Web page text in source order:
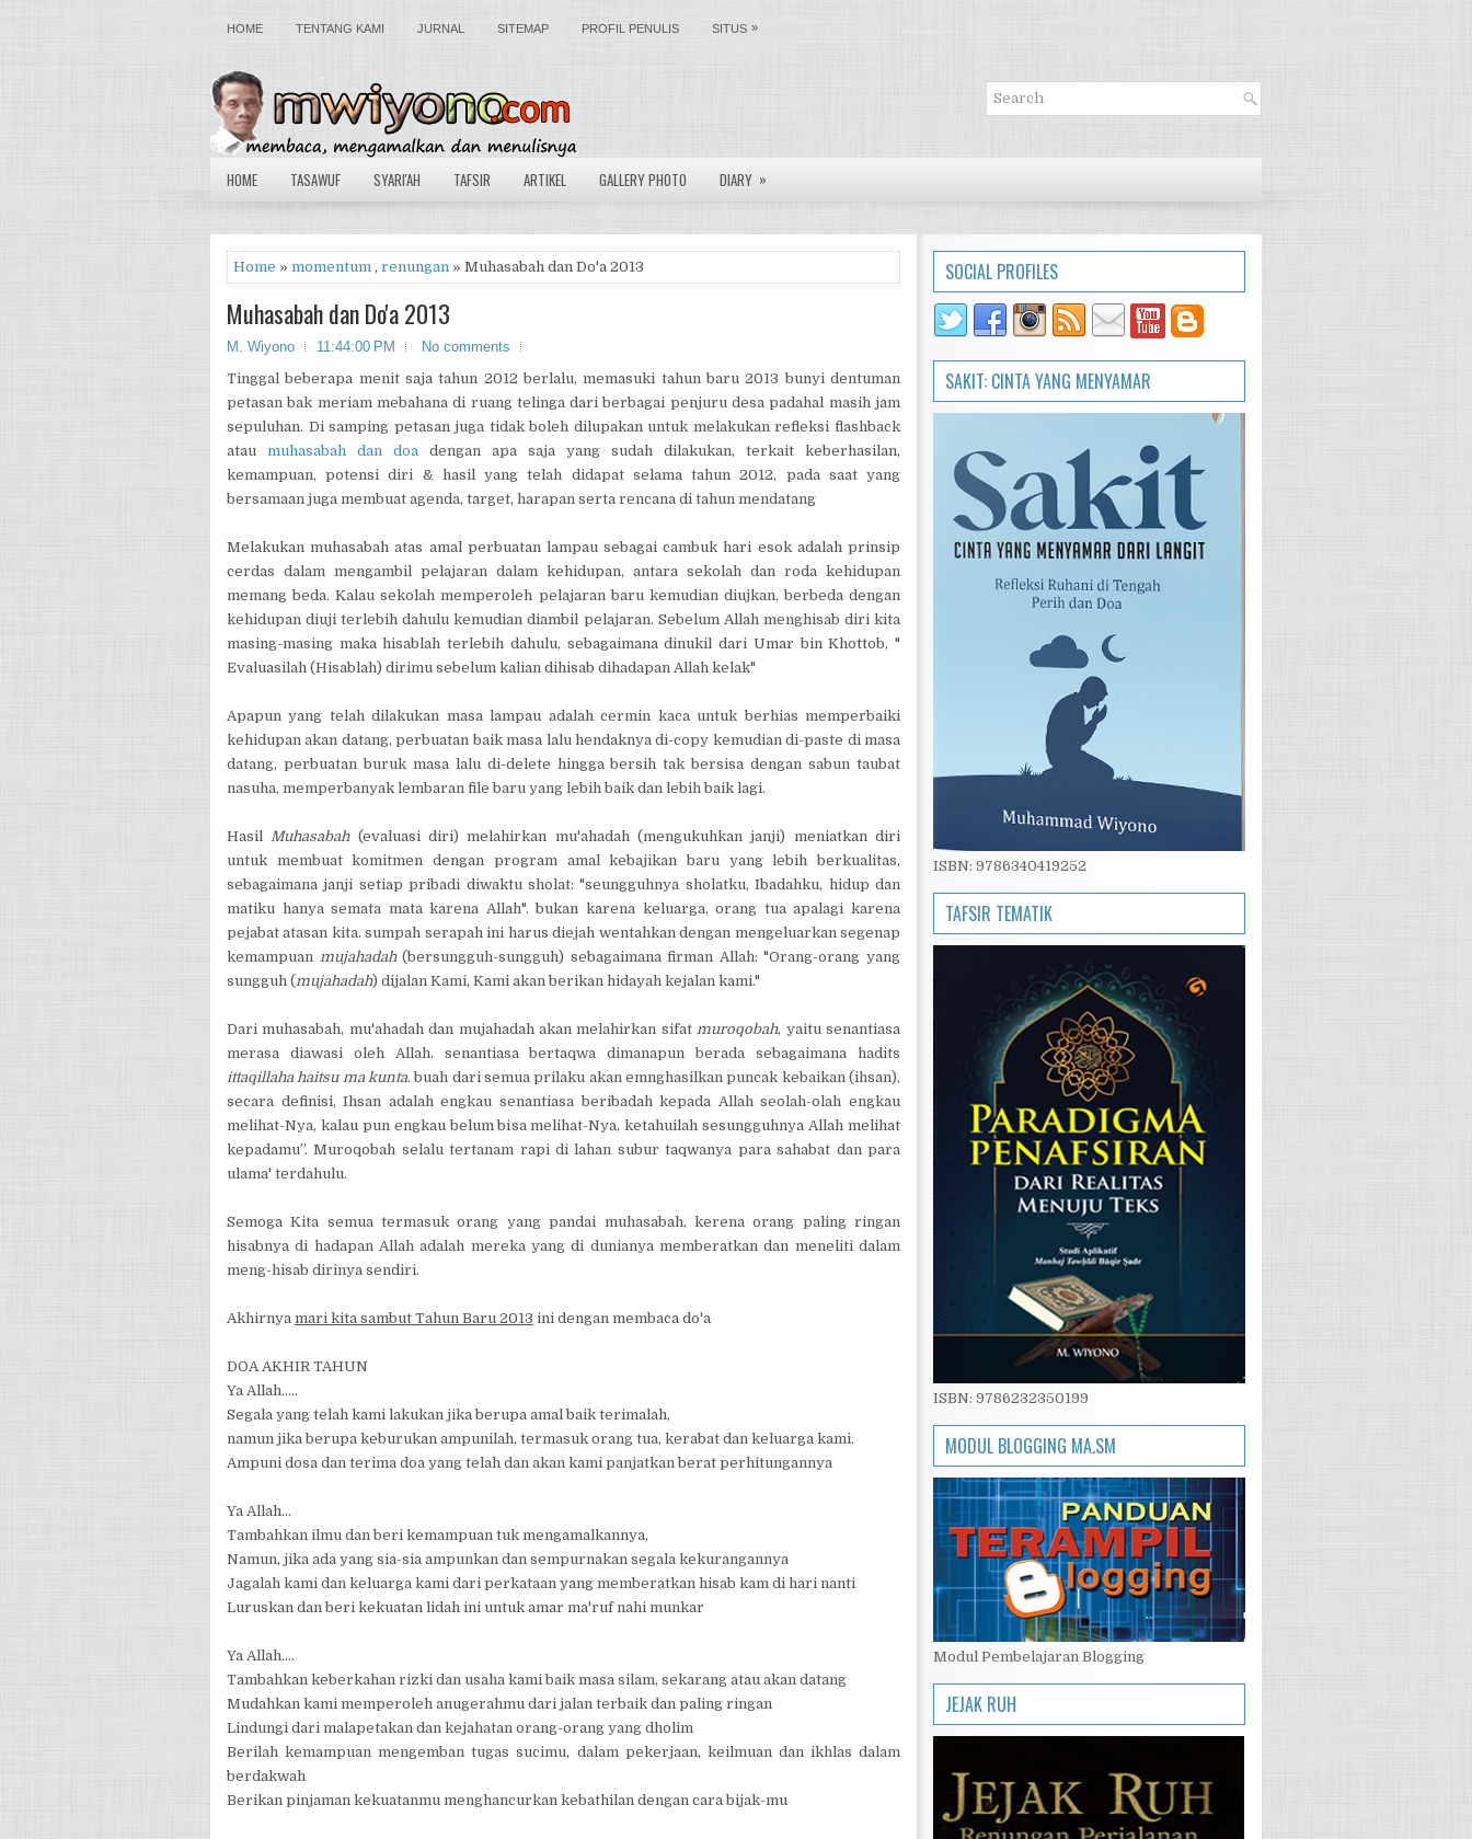
HOME TENTANG KAMI JURNAL SITEMAP PROFIL PENULIS SITUS »
HOME TASAWUF SYARI'AH TAFSIR ARTIKEL GALLERY PHOTO DIARY »
Home » momentum , renungan » Muhasabah dan Do'a 2013
Muhasabah dan Do'a 2013
M. Wiyono 11:44:00 PM
No comments
Tinggal beberapa menit saja tahun 2012 berlalu, memasuki tahun baru 2013 bunyi dentuman
petasan bak meriam mebahana di ruang telinga dari berbagai penjuru desa padahal masih jam
sepuluhan. Di samping petasan juga tidak boleh dilupakan untuk melakukan refleksi flashback
atau muhasabah dan doa dengan apa saja yang sudah dilakukan, terkait keberhasilan,
kemampuan, potensi diri & hasil yang telah didapat selama tahun 2012, pada saat yang
bersamaan juga membuat agenda, target, harapan serta rencana di tahun mendatang
Melakukan muhasabah atas amal perbuatan lampau sebagai cambuk hari esok adalah prinsip
cerdas dalam mengambil pelajaran dalam kehidupan, antara sekolah dan roda kehidupan
memang beda. Kalau sekolah memperoleh pelajaran baru kemudian diujkan, berbeda dengan
kehidupan diuji terlebih dahulu kemudian diambil pelajaran. Sebelum Allah menghisab diri kita
masing-masing maka hisablah terlebih dahulu, sebagaimana dinukil dari Umar bin Khottob, "
Evaluasilah (Hisablah) dirimu sebelum kalian dihisab dihadapan Allah kelak"
Apapun yang telah dilakukan masa lampau adalah cermin kaca untuk berhias memperbaiki
kehidupan akan datang, perbuatan baik masa lalu hendaknya di-copy kemudian di-paste di masa
datang, perbuatan buruk masa lalu di-delete hingga bersih tak bersisa dengan sabun taubat
nasuha, memperbanyak lembaran file baru yang lebih baik dan lebih baik lagi.
HasilMuhasabah(evaluasi diri) melahirkan mu'ahadah (mengukuhkan janji) meniatkan diri
untuk membuat komitmen dengan program amal kebajikan baru yang lebih berkualitas,
sebagaimana janji setiap pribadi diwaktu sholat: "seungguhnya sholatku, Ibadahku, hidup dan
matiku hanya semata mata karena Allah". bukan karena keluarga, orang tua apalagi karena
pejabat atasan kita. sumpah serapah ini harus diejah wentahkan dengan mengeluarkan segenap
kemampuan mujahadah(bersungguh-sungguh) sebagaimana firman Allah: "Orang-orang yang
sungguh (mujahadah) dijalan Kami, Kami akan berikan hidayah kejalan kami."
Dari muhasabah, mu'ahadah dan mujahadah akan melahirkan sifatmuroqobah, yaitu senantiasa
merasa diawasi oleh Allah. senantiasa bertaqwa dimanapun berada sebagaimana hadits
ittaqillaha haitsu ma kunta. buah dari semua prilaku akan emnghasilkan puncak kebaikan (ihsan),
secara definisi, Ihsan adalah engkau senantiasa beribadah kepada Allah seolah-olah engkau
melihat-Nya, kalau pun engkau belum bisa melihat-Nya, ketahuilah sesungguhnya Allah melihat
kepadamu”. Muroqobah selalu tertanam rapi di lahan subur taqwanya para sahabat dan para
ulama' terdahulu.
Semoga Kita semua termasuk orang yang pandai muhasabah, kerena orang paling ringan
hisabnya di hadapan Allah adalah mereka yang di dunianya memberatkan dan meneliti dalam
meng-hisab dirinya sendiri.
Akhirnya mari kita sambut Tahun Baru 2013 ini dengan membaca do'a
DOA AKHIR TAHUN
Ya Allah.....
Segala yang telah kami lakukan jika berupa amal baik terimalah,
namun jika berupa keburukan ampunilah, termasuk orang tua, kerabat dan keluarga kami.
Ampuni dosa dan terima doa yang telah dan akan kami panjatkan berat perhitungannya
Ya Allah...
Tambahkan ilmu dan beri kemampuan tuk mengamalkannya,
Namun, jika ada yang sia-sia ampunkan dan sempurnakan segala kekurangannya
Jagalah kami dan keluarga kami dari perkataan yang memberatkan hisab kam di hari nanti
Luruskan dan beri kekuatan lidah ini untuk amar ma'ruf nahi munkar
Ya Allah....
Tambahkan keberkahan rizki dan usaha kami baik masa silam, sekarang atau akan datang
Mudahkan kami memperoleh anugerahmu dari jalan terbaik dan paling ringan
Lindungi dari malapetakan dan kejahatan orang-orang yang dholim
Berilah kemampuan mengemban tugas sucimu, dalam pekerjaan, keilmuan dan ikhlas dalam
berdakwah
Berikan pinjaman kekuatanmu menghancurkan kebathilan dengan cara bijak-mu
SOCIAL PROFILES
SAKIT: CINTA YANG MENYAMAR
ISBN: 9786340419252
TAFSIR TEMATIK
ISBN: 9786232350199
MODUL BLOGGING MA.SM
Modul Pembelajaran Blogging
JEJAK RUH